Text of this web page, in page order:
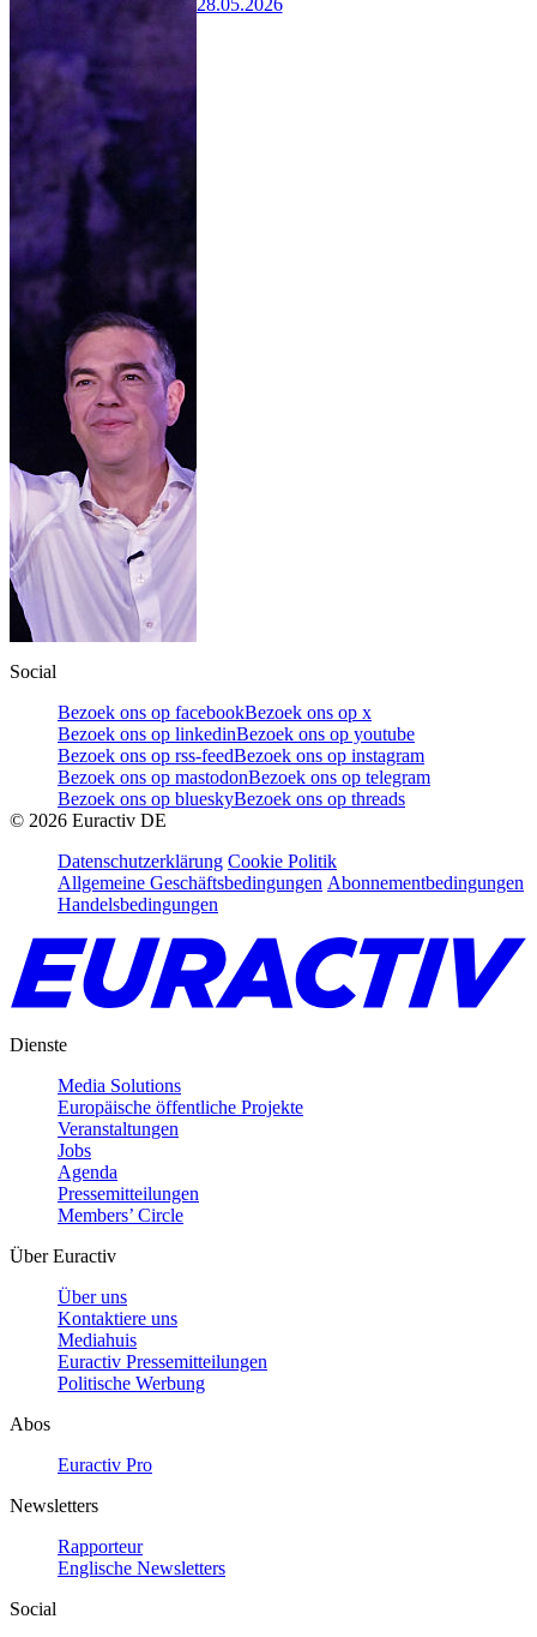
28.05.2026
Social
Bezoek ons op facebookBezoek ons op x
Bezoek ons op linkedinBezoek ons op youtube
Bezoek ons op rss-feedBezoek ons op instagram
Bezoek ons op mastodonBezoek ons op telegram
Bezoek ons op blueskyBezoek ons op threads
© 2026 Euractiv DE
Datenschutzerklärung Cookie Politik
Allgemeine Geschäftsbedingungen Abonnementbedingungen
Handelsbedingungen
Dienste
Media Solutions
Europäische öffentliche Projekte
Veranstaltungen
Jobs
Agenda
Pressemitteilungen
Members’ Circle
Über Euractiv
Über uns
Kontaktiere uns
Mediahuis
Euractiv Pressemitteilungen
Politische Werbung
Abos
Euractiv Pro
Newsletters
Rapporteur
Englische Newsletters
Social